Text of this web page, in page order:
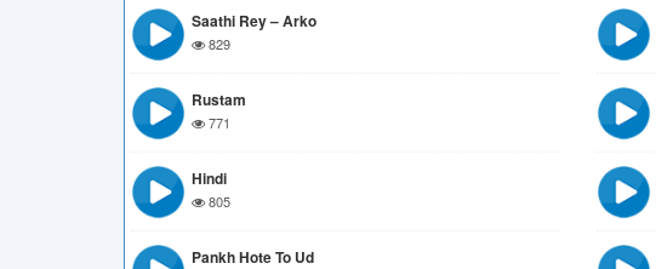
Saathi Rey – Arko
829
Rustam
771
Hindi
805
Pankh Hote To Ud